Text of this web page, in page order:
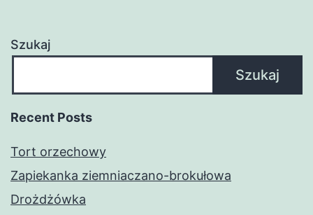
Szukaj
Szukaj
Recent Posts
Tort orzechowy
Zapiekanka ziemniaczano-brokułowa
Drożdżówka